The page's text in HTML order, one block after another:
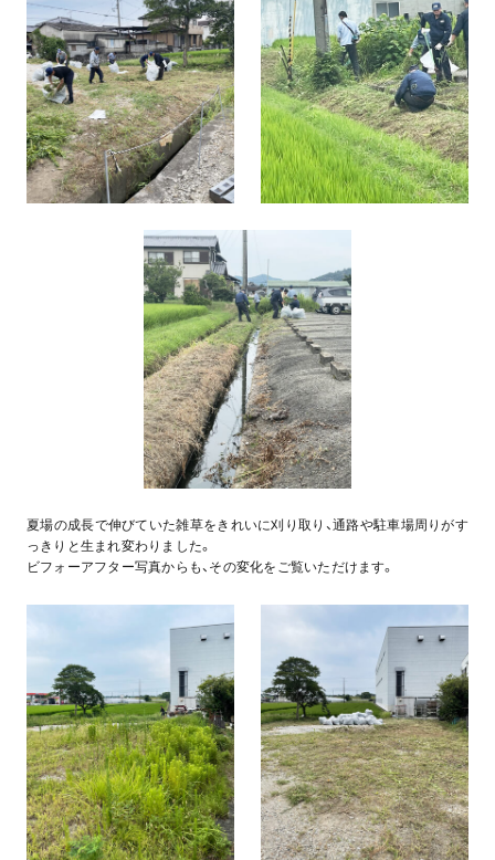
夏場の成長で伸びていた雑草をきれいに刈り取り、通路や駐車場周りがす
っきりと生まれ変わりました。
ビフォーアフター写真からも、その変化をご覧いただけます。